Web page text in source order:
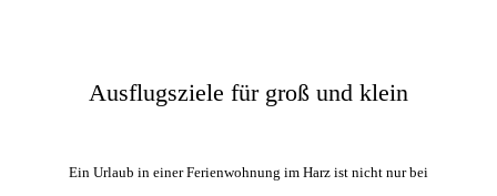
Ausflugsziele für groß und klein
Ein Urlaub in einer Ferienwohnung im Harz ist nicht nur bei